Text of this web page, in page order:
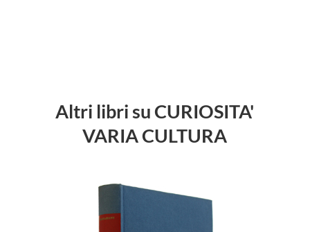
Altri libri su CURIOSITA'
VARIA CULTURA